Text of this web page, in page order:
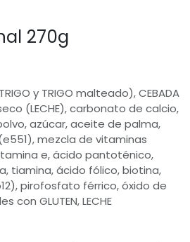
270g
y TRIGO malteado), CEBADA
(LECHE), carbonato de calcio,
azúcar, aceite de palma,
mezcla de vitaminas
e, ácido pantoténico,
tiamina, ácido fólico, biotina,
pirofosfato férrico, óxido de
con GLUTEN, LECHE